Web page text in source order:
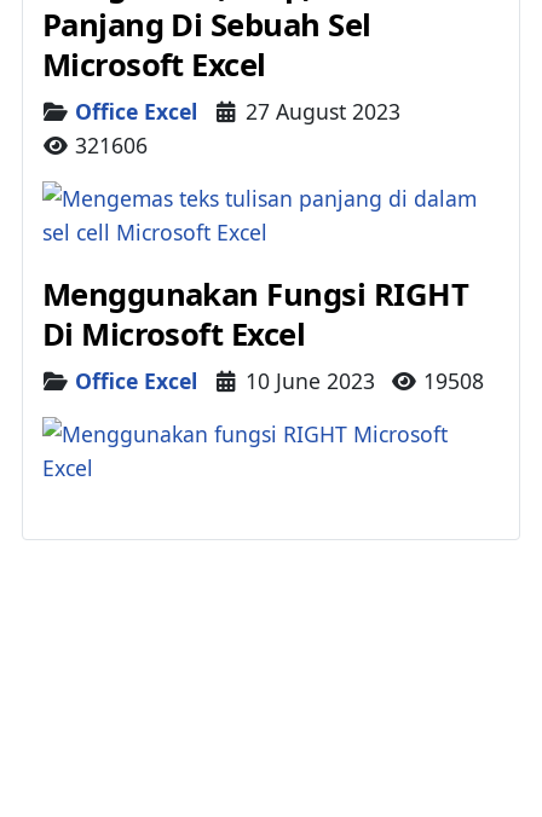
Panjang Di Sebuah Sel
Microsoft Excel
DetailsOffice Excel
27 August 2023
321606
Menggunakan Fungsi RIGHT
Di Microsoft Excel
DetailsOffice Excel 10 June 2023 19508